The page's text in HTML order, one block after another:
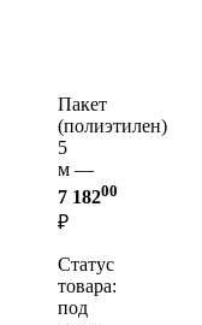
Пакет
(полиэтилен)
5
м —
7 18200
₽
Статус
товара:
под